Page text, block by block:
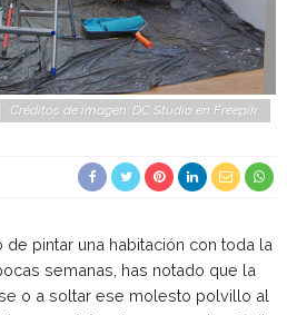
Créditos de imagen: DC Studio en Freepik
pintar una habitación con toda la
semanas, has notado que la
o a soltar ese molesto polvillo al